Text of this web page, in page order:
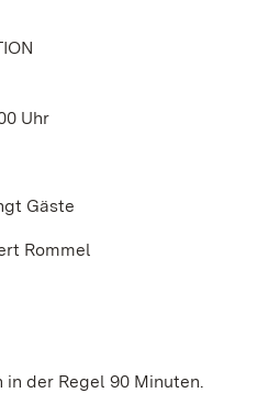
Uhr
Gäste
Rommel
der Regel 90 Minuten.